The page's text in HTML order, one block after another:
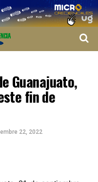
Guanajuato,
fin de
22, 2022